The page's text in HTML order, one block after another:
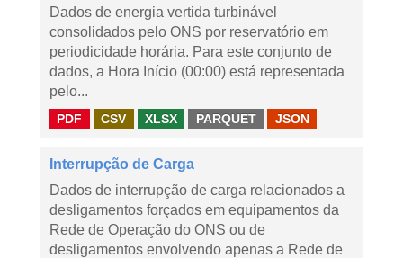
Dados de energia vertida turbinável
consolidados pelo ONS por reservatório em
periodicidade horária. Para este conjunto de
dados, a Hora Início (00:00) está representada
pelo...
PDF CSV XLSX PARQUET JSON
Interrupção de Carga
Dados de interrupção de carga relacionados a
desligamentos forçados em equipamentos da
Rede de Operação do ONS ou de
desligamentos envolvendo apenas a Rede de